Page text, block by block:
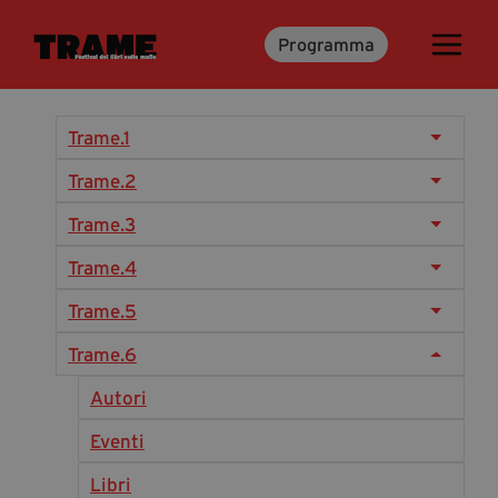
Programma
Trame.15
Ospiti
Media & Press
Cartella Stampa
Rassegna Stampa
Partecipa
Trame.1
Trame.2
Trame.3
Trame.4
Trame.5
Trame.6
Autori
Eventi
Libri